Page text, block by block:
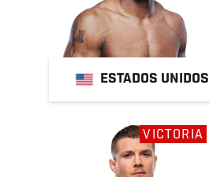
ESTADOS UNIDOS
VICTORIA